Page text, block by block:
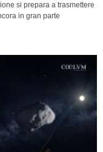
si prepara a trasmettere
in gran parte